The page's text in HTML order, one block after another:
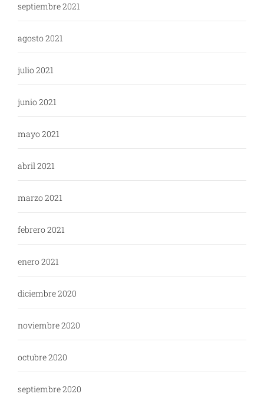
septiembre 2021
agosto 2021
julio 2021
junio 2021
mayo 2021
abril 2021
marzo 2021
febrero 2021
enero 2021
diciembre 2020
noviembre 2020
octubre 2020
septiembre 2020